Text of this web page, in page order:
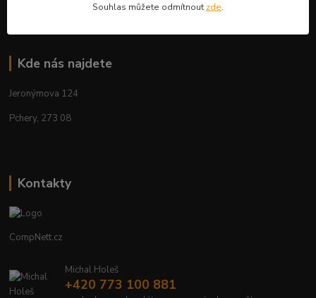
Kde nás najdete
Jeronýmova 124
Pchery, 273 08
Kontakty
CompNett.cz
Michal Holeš
+420 773 100 881
Souhlas můžete odmítnout zde.